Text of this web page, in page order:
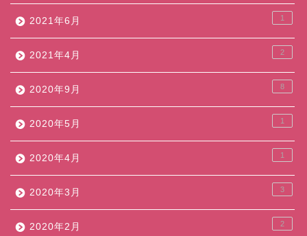
2021年6月 1
2021年4月 2
2020年9月 8
2020年5月 1
2020年4月 1
2020年3月 3
2020年2月 2